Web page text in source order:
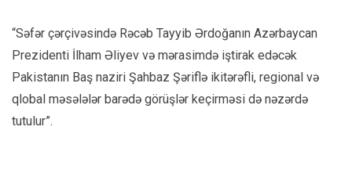
“Səfər çərçivəsində Rəcəb Tayyib Ərdoğanın Azərbaycan
Prezidenti İlham Əliyev və mərasimdə iştirak edəcək
Pakistanın Baş naziri Şahbaz Şəriflə ikitərəfli, regional və
qlobal məsələlər barədə görüşlər keçirməsi də nəzərdə
tutulur”.